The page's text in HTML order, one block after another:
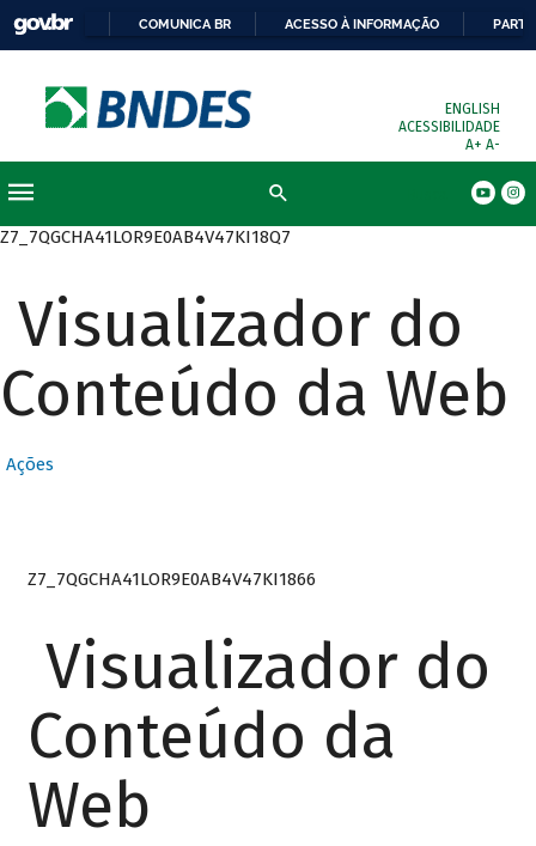
COMUNICA BR ACESSO À INFORMAÇÃO
ENGLISH
ACESSIBILIDADE
A+ A-
Z7_7QGCHA41LOR9E0AB4V47KI18Q7
Visualizador do
Conteúdo da Web
Ações
Z7_7QGCHA41LOR9E0AB4V47KI1866
Visualizador do
Conteúdo da
Web